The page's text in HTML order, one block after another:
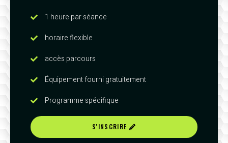
1 heure par séance
horaire flexible
accès parcours
Équipement fourni gratuitement
Programme spécifique
S'INSCRIRE